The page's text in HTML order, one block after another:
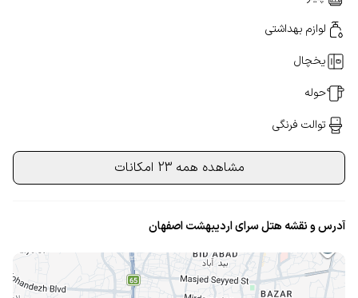
لوازم بهداشتی
یخچال
حوله
توالت فرنگی
مشاهده همه 23 امکانات
آدرس و نقشه هتل سرای اردیبهشت اصفهان